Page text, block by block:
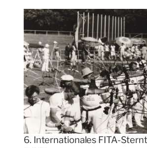
6. Internationales FITA-